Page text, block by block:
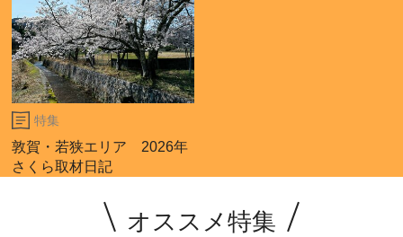
特集
敦賀・若狭エリア 2026年
さくら取材日記
オススメ特集